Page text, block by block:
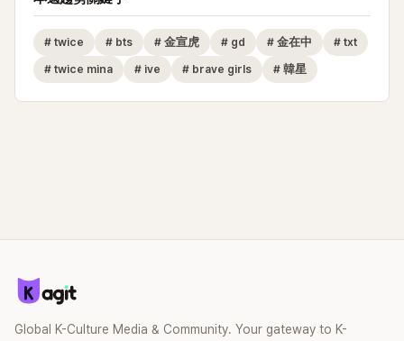
# twice # bts # 金宣虎 # gd # 金在中 # txt
# twice mina # ive # brave girls # 韓星
Global K-Culture Media & Community. Your gateway to K-